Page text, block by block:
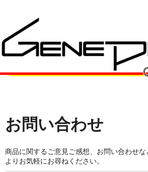
お問い合わせ
商品に関するご意見ご感想、お問い合わせ
よりお気軽にお尋ねください。